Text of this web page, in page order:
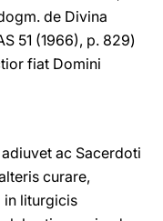
de Divina
51 (1966), p. 829)
fiat Domini
ac Sacerdoti
curare,
in liturgicis